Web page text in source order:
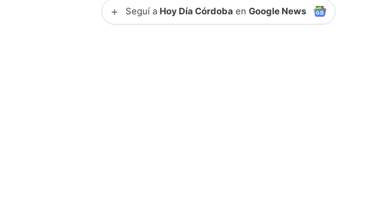
+ Seguí a Hoy Día Córdoba enGoogle News